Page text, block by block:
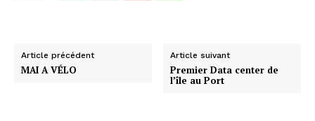
Article précédent
MAI A VÉLO
Article suivant
Premier Data center de
l’île au Port